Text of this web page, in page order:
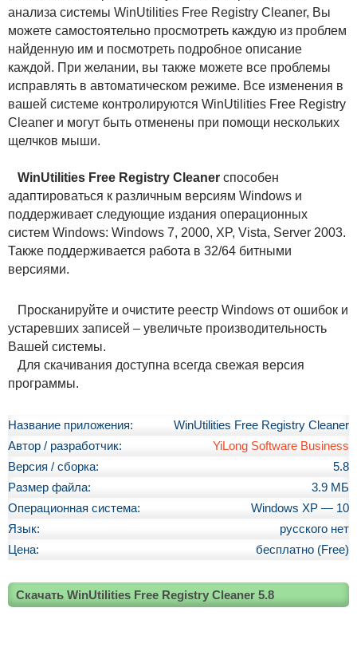
анализа системы WinUtilities Free Registry Cleaner, Вы
можете самостоятельно просмотреть каждую из проблем
найденную им и посмотреть подробное описание
каждой. При желании, вы также можете все проблемы
исправлять в автоматическом режиме. Все изменения в
вашей системе контролируются WinUtilities Free Registry
Cleaner и могут быть отменены при помощи нескольких
щелчков мыши.
WinUtilities Free Registry Cleaner способен
адаптироваться к различным версиям Windows и
поддерживает следующие издания операционных
систем Windows: Windows 7, 2000, XP, Vista, Server 2003.
Также поддерживается работа в 32/64 битными
версиями.
Просканируйте и очистите реестр Windows от ошибок и
устаревших записей – увеличьте производительность
Вашей системы.
Для скачивания доступна всегда свежая версия
программы.
Название приложения:
WinUtilities Free Registry Cleaner
Автор / разработчик:
YiLong Software Business
Версия / сборка:
5.8
Размер файла:
3.9 МБ
Операционная система:
Windows XP — 10
Язык:
русского нет
Цена:
бесплатно (Free)
Скачать WinUtilities Free Registry Cleaner 5.8